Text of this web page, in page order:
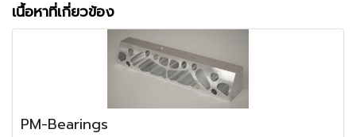
เนื้อหาที่เกี่ยวข้อง
PM-Bearings